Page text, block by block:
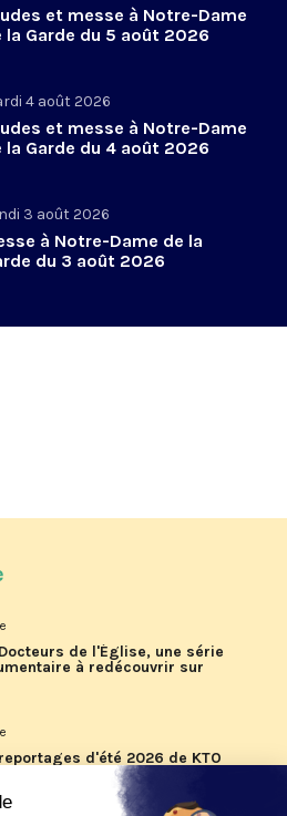
et messe à Notre-Dame
la Garde du 5 août 2026
4 août 2026
et messe à Notre-Dame
la Garde du 4 août 2026
3 août 2026
à Notre-Dame de la
du 3 août 2026
de l'Église, une série
à redécouvrir sur
d'été 2026 de KTO